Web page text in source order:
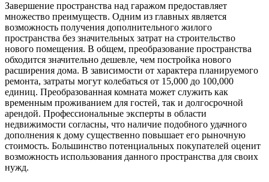
Завершение пространства над гаражом предоставляет
множество преимуществ. Одним из главных является
возможность получения дополнительного жилого
пространства без значительных затрат на строительство
нового помещения. В общем, преобразование пространства
обходится значительно дешевле, чем постройка нового
расширения дома. В зависимости от характера планируемого
ремонта, затраты могут колебаться от 15,000 до 100,000
единиц. Преобразованная комната может служить как
временным проживанием для гостей, так и долгосрочной
арендой. Профессиональные эксперты в области
недвижимости согласны, что наличие подобного удачного
дополнения к дому существенно повышает его рыночную
стоимость. Большинство потенциальных покупателей оценит
возможность использования данного пространства для своих
нужд.